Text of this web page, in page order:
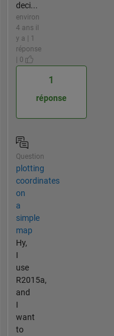
deci...
environ
4 ans il
y a | 1
réponse
| 0
1
réponse
Question
plotting
coordinates
on
a
simple
map
Hy,
I
use
R2015a,
and
I
want
to